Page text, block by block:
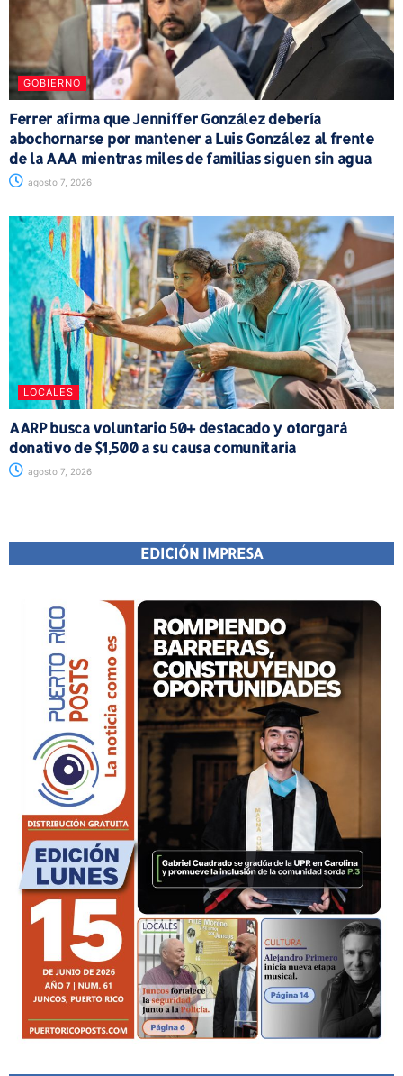
GOBIERNO
Ferrer afirma que Jenniffer González debería
abochornarse por mantener a Luis González al frente
de la AAA mientras miles de familias siguen sin agua
agosto 7, 2026
LOCALES
AARP busca voluntario 50+ destacado y otorgará
donativo de $1,500 a su causa comunitaria
agosto 7, 2026
EDICIÓN IMPRESA